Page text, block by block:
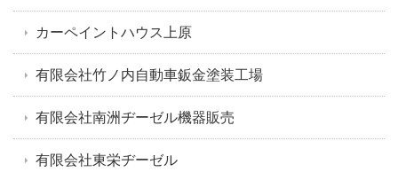
カーペイントハウス上原
有限会社竹ノ内自動車鈑金塗装工場
有限会社南洲ヂーゼル機器販売
有限会社東栄ヂーゼル